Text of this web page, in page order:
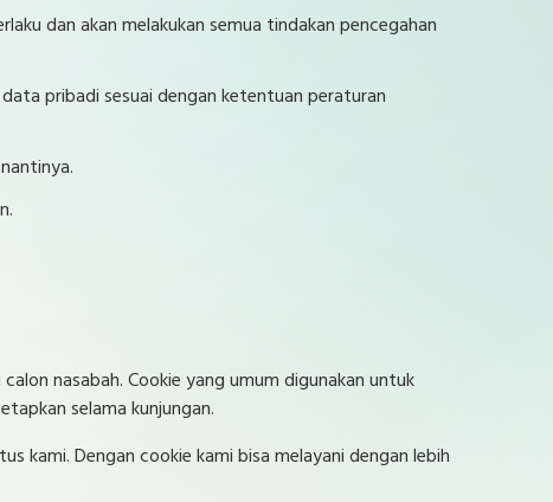
dan akan melakukan semua tindakan pencegahan
pribadi sesuai dengan ketentuan peraturan
nasabah. Cookie yang umum digunakan untuk
selama kunjungan.
kami. Dengan cookie kami bisa melayani dengan lebih